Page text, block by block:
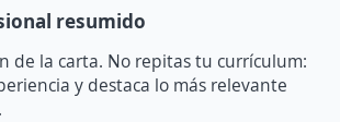
resumido
de la carta. No repitas tu currículum:
y destaca lo más relevante